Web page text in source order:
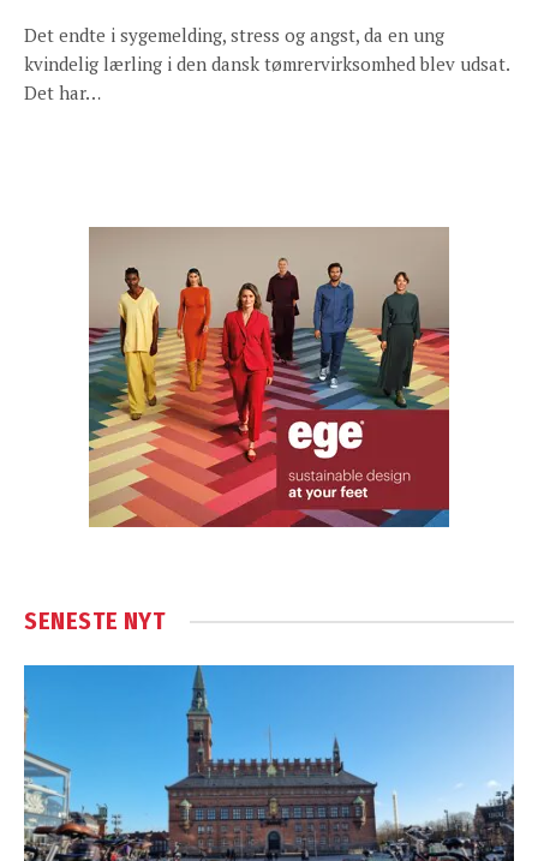
Det endte i sygemelding, stress og angst, da en ung
kvindelig lærling i den dansk tømrervirksomhed blev udsat.
Det har…
SENESTE NYT